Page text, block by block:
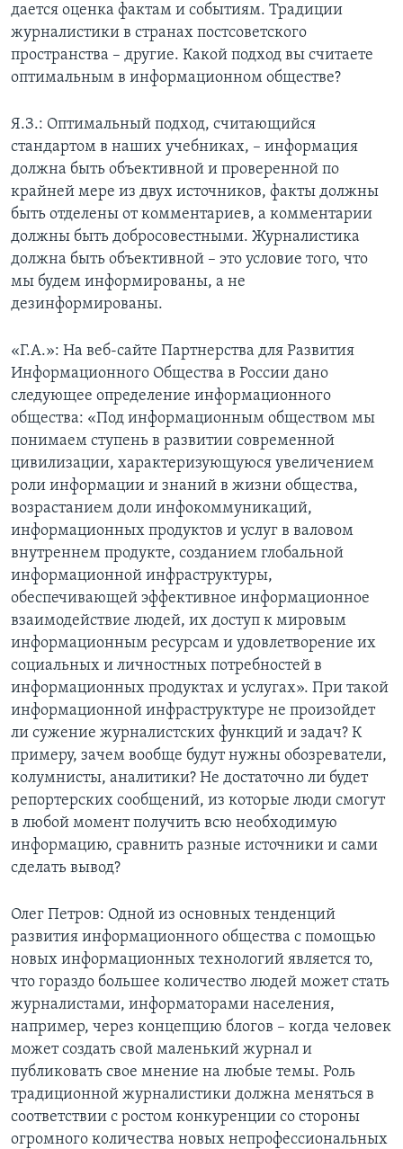
дается оценка фактам и событиям. Традиции
журналистики в странах постсоветского
пространства – другие. Какой подход вы считаете
оптимальным в информационном обществе?
Я.З.: Оптимальный подход, считающийся
стандартом в наших учебниках, – информация
должна быть объективной и проверенной по
крайней мере из двух источников, факты должны
быть отделены от комментариев, а комментарии
должны быть добросовестными. Журналистика
должна быть объективной – это условие того, что
мы будем информированы, а не
дезинформированы.
«Г.А.»: На веб-сайте Партнерства для Развития
Информационного Общества в России дано
следующее определение информационного
общества: «Под информационным обществом мы
понимаем ступень в развитии современной
цивилизации, характеризующуюся увеличением
роли информации и знаний в жизни общества,
возрастанием доли инфокоммуникаций,
информационных продуктов и услуг в валовом
внутреннем продукте, созданием глобальной
информационной инфраструктуры,
обеспечивающей эффективное информационное
взаимодействие людей, их доступ к мировым
информационным ресурсам и удовлетворение их
социальных и личностных потребностей в
информационных продуктах и услугах». При такой
информационной инфраструктуре не произойдет
ли сужение журналистских функций и задач? К
примеру, зачем вообще будут нужны обозреватели,
колумнисты, аналитики? Не достаточно ли будет
репортерских сообщений, из которые люди смогут
в любой момент получить всю необходимую
информацию, сравнить разные источники и сами
сделать вывод?
Олег Петров: Одной из основных тенденций
развития информационного общества с помощью
новых информационных технологий является то,
что гораздо большее количество людей может стать
журналистами, информаторами населения,
например, через концепцию блогов – когда человек
может создать свой маленький журнал и
публиковать свое мнение на любые темы. Роль
традиционной журналистики должна меняться в
соответствии с ростом конкуренции со стороны
огромного количества новых непрофессиональных